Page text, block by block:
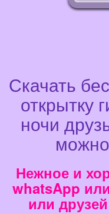
Скачать
открытку
ночи
Нежное и
whatsApp
или